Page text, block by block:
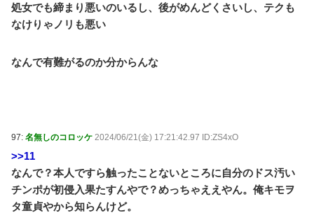
処女でも締まり悪いのいるし、後がめんどくさいし、テクも
なけりゃノリも悪い
なんで有難がるのか分からんな
97: 名無しのコロッケ 2024/06/21(金) 17:21:42.97 ID:ZS4xO
>>11
なんで？本人ですら触ったことないところに自分のドス汚い
チンポが初侵入果たすんやで？めっちゃええやん。俺キモヲ
タ童貞やから知らんけど。